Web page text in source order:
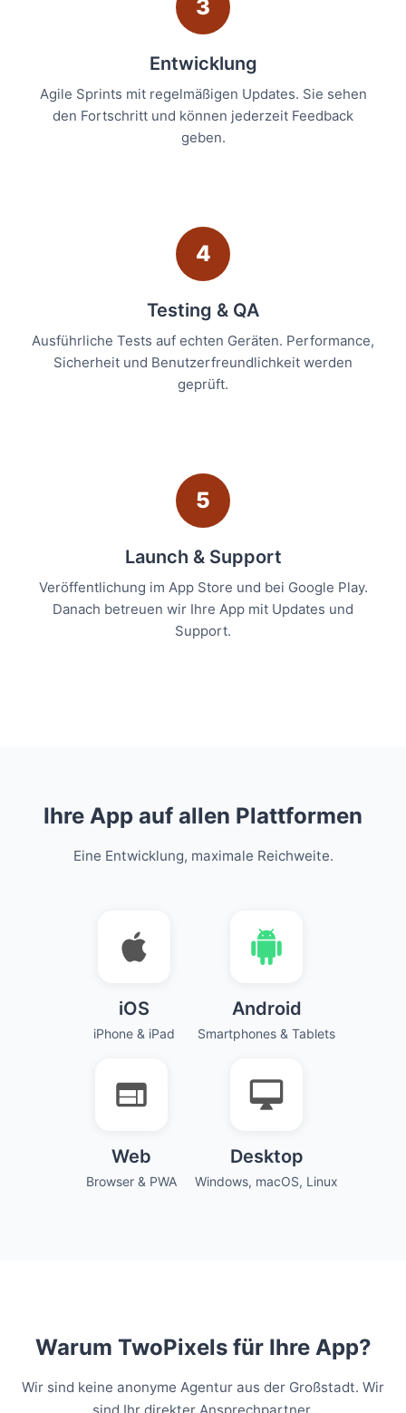
3
Entwicklung
Agile Sprints mit regelmäßigen Updates. Sie sehen
den Fortschritt und können jederzeit Feedback
geben.
4
Testing & QA
Ausführliche Tests auf echten Geräten. Performance,
Sicherheit und Benutzerfreundlichkeit werden
geprüft.
5
Launch & Support
Veröffentlichung im App Store und bei Google Play.
Danach betreuen wir Ihre App mit Updates und
Support.
Ihre App auf allen Plattformen
Eine Entwicklung, maximale Reichweite.
iOS
iPhone & iPad
Android
Smartphones & Tablets
Web
Browser & PWA
Desktop
Windows, macOS, Linux
Warum TwoPixels für Ihre App?
Wir sind keine anonyme Agentur aus der Großstadt. Wir